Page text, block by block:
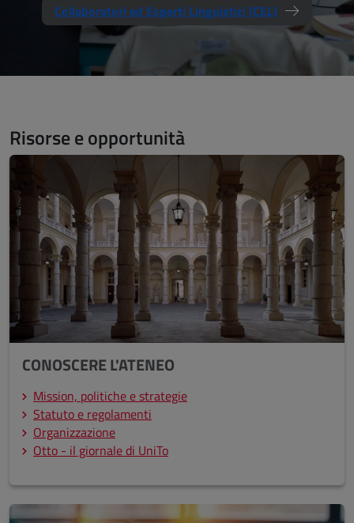
Collaboratori ed Esperti Linguistici (CEL)
Risorse e opportunità
CONOSCERE L'ATENEO
Mission, politiche e strategie
Statuto e regolamenti
Organizzazione
Otto - il giornale di UniTo